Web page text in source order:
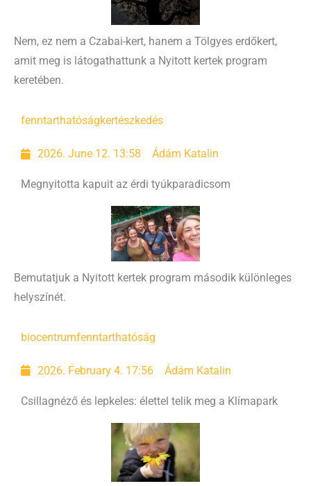
Nem, ez nem a Czabai-kert, hanem a Tölgyes erdőkert,
amit meg is látogathattunk a Nyitott kertek program
keretében.
fenntarthatóságkertészkedés
2026. June 12. 13:58 Ádám Katalin
Megnyitotta kapuit az érdi tyúkparadicsom
Bemutatjuk a Nyitott kertek program második különleges
helyszínét.
biocentrumfenntarthatóság
2026. February 4. 17:56 Ádám Katalin
Csillagnéző és lepkeles: élettel telik meg a Klímapark